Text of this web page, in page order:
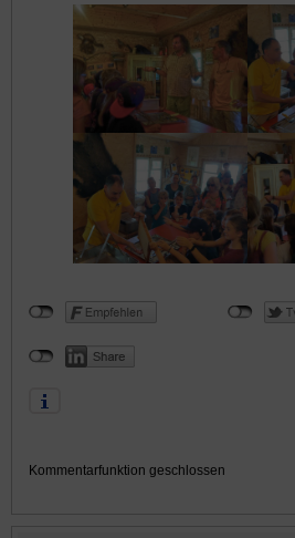
Kommentarfunktion geschlossen